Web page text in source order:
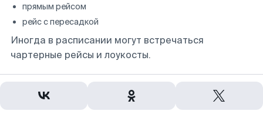
прямым рейсом
рейс с пересадкой
Иногда в расписании могут встречаться
чартерные рейсы и лоукосты.